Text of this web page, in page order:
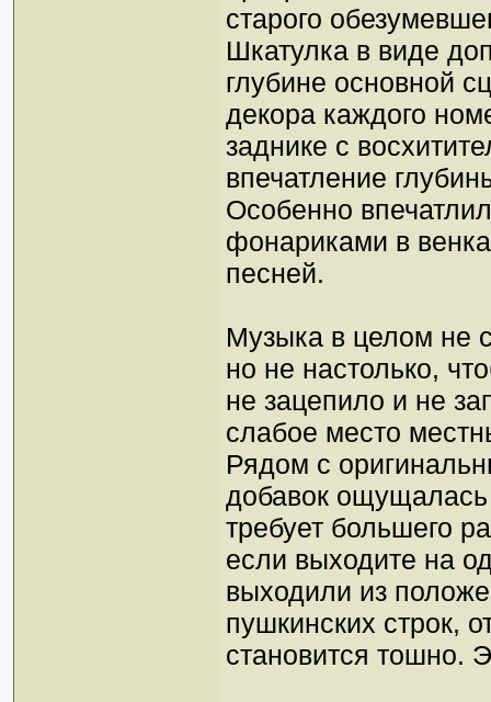
старого
Шкатулка в виде
глубине основной
декора каждого
заднике с
впечатление
Особенно
фонариками в
песней.
Музыка в целом не
но не настолько,
не зацепило и не
слабое место
Рядом с
добавок
требует большего
если выходите на
выходили из
пушкинских строк,
становится тошно.